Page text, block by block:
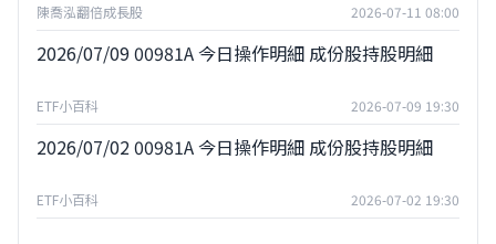
陳喬泓翻倍成長股 2026-07-11 08:00
2026/07/09 00981A 今日操作明細 成份股持股明細
ETF小百科 2026-07-09 19:30
2026/07/02 00981A 今日操作明細 成份股持股明細
ETF小百科 2026-07-02 19:30